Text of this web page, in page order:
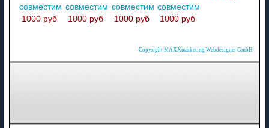
совместимый
1000 руб
совместимый
1000 руб
совместимый
1000 руб
совместимый
1000 руб
Copyright MAXXmarketing Webdesigner GmbH